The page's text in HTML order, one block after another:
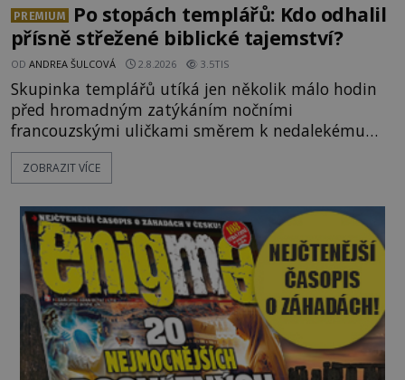
PREMIUM
Po stopách templářů: Kdo odhalil
přísně střežené biblické tajemství?
OD ANDREA ŠULCOVÁ 2.8.2026 3.5TIS
Skupinka templářů utíká jen několik málo hodin
před hromadným zatýkáním nočními
francouzskými uličkami směrem k nedalekému
přístavu. Jeden z nich má přes ramena ranec s
tajemným obsahem. Kapitán lodi už na ně čeká.
vyplouváme,“ sdělí jim. „Kam máme namířeno,
kapitáne?“ zeptá se ho jeden z templářů. „Do Sk
ZOBRAZIT VÍCE